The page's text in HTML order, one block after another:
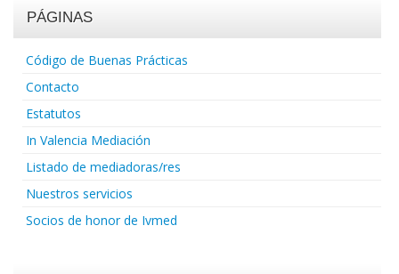
PÁGINAS
Código de Buenas Prácticas
Contacto
Estatutos
In Valencia Mediación
Listado de mediadoras/res
Nuestros servicios
Socios de honor de Ivmed